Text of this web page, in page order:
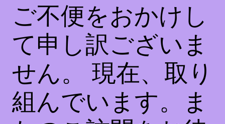
ご不便をおかけし
て申し訳ございま
せん。 現在、取り
組んでいます。ま